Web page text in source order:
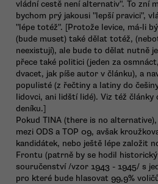
vládní cestě není alternativ". To zní
bychom prý jakousi "lepší pravici",
"lépe totéž". [Protože levice, má-li
(bude muset) také dělat totéž,
neexistují), ale bude to dělat nutně
přece také politici (jeden za
dvacet, jak píše autor v článku), a
populisté (z řečtiny a latiny do
lidovci, ani lidští lidé). Viz též
deníku.]
Pokud TINA (there is no
mezi ODS a TOP 09, avšak
kandidátek, nebo ještě lépe založit
Frontu (patrně by se hodil
souručenství /vzor 1943 - 1945/ s
pro které bude hlasovat 99,9%